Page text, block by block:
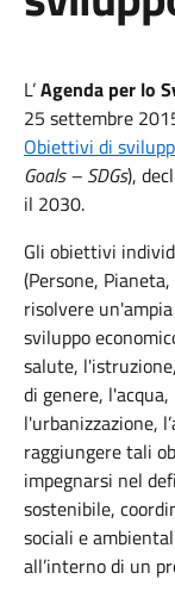
L’Agenda per lo
25 settembre
Obiettivi di
Goals – SDGs),
il 2030.
Gli obiettivi
(Persone,
risolvere
sviluppo
salute,
di genere,
l'urbanizzazione,
raggiungere tali
impegnarsi nel
sostenibile,
sociali e
all’interno di un